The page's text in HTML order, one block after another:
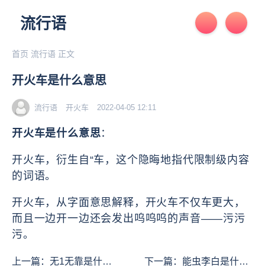
流行语
首页 流行语 正文
开火车是什么意思
流行语 开火车 2022-04-05 12:11
开火车是什么意思：
开火车，衍生自“车，这个隐晦地指代限制级内容
的词语。
开火车， 从字面意思解释，开火车不仅车更大，
而且一边开一边还会发出呜呜呜的声音——污污
污。
上一篇： 无1无靠是什么
下一篇： 能虫李白是什么